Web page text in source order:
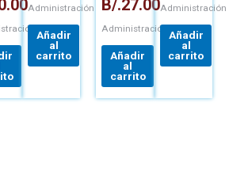
Administración
Añadir
al
carrito
B/.27.00
Administración
Añadir
al
carrito
Administración
Añadir
al
carrito